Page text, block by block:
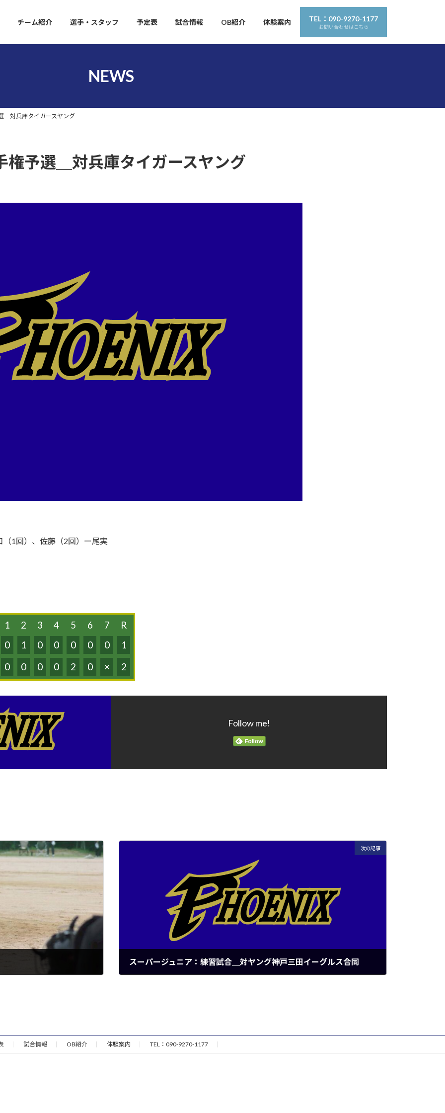
チーム紹介 選手・スタッフ 予定表 試合情報 OB紹介 体験案内 TEL：090-9270-1177
お問い合わせはこちら
NEWS
＿対兵庫タイガースヤング
権予選＿対兵庫タイガースヤング
1回）、佐藤（2回）ー尾実
1 2 3 4 5 6 7
R
0
1 0 0 0 0 0
1
0
0 0 0 2 0 × 2
Follow me!
次の記事
スーパージュニア：練習試合＿対ヤング神戸三田イーグルス合同
試合情報 OB紹介 体験案内 TEL：090-9270-1177